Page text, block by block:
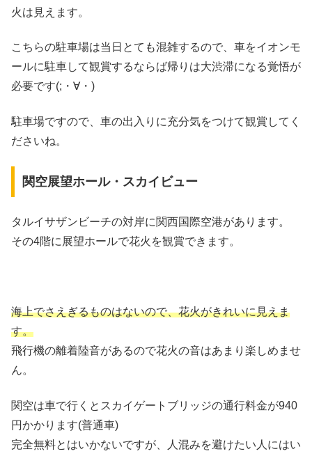
火は見えます。
こちらの駐車場は当日とても混雑するので、車をイオンモ
ールに駐車して観賞するならば帰りは大渋滞になる覚悟が
必要です(;・∀・)
駐車場ですので、車の出入りに充分気をつけて観賞してく
ださいね。
関空展望ホール・スカイビュー
タルイサザンビーチの対岸に関西国際空港があります。
その4階に展望ホールで花火を観賞できます。
海上でさえぎるものはないので、花火がきれいに見えま
す。
飛行機の離着陸音があるので花火の音はあまり楽しめませ
ん。
関空は車で行くとスカイゲートブリッジの通行料金が940
円かかります(普通車)
完全無料とはいかないですが、人混みを避けたい人にはい